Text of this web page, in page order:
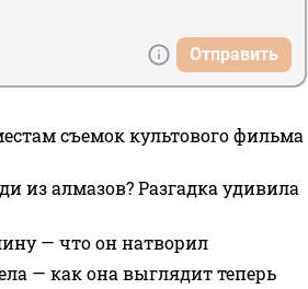
Отправить
съемок культового фильма
из алмазов? Разгадка удивила
— что он натворил
— как она выглядит теперь